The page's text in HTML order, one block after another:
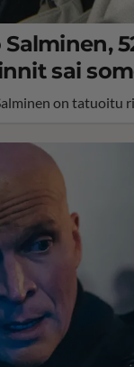
sai
on tatuoitu